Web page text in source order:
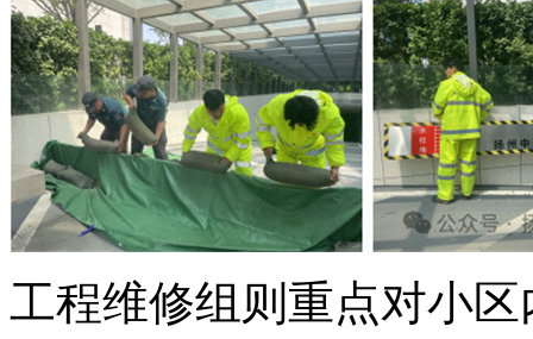
工程维修组则重点对小